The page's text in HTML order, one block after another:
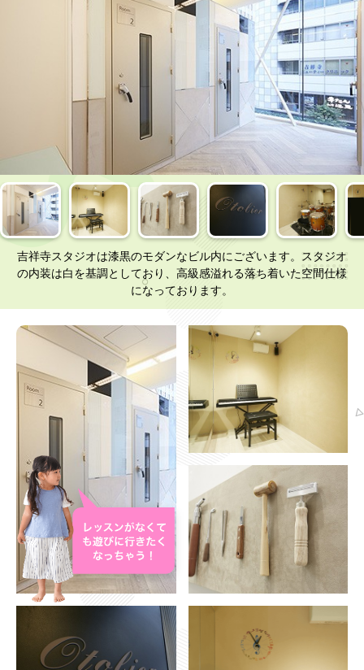
吉祥寺スタジオは漆黒のモダンなビル内にございます。スタジオ
の内装は白を基調としており、高級感溢れる落ち着いた空間仕様
になっております。